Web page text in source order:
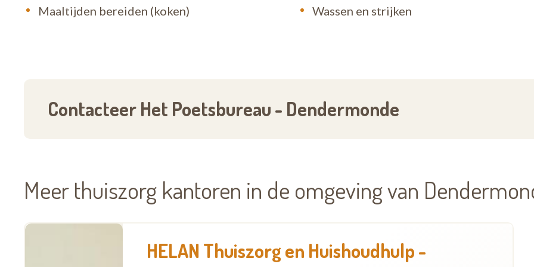
kwestie van vertrouwen, dat begrijpen wij maar al te goed. Contacteer het dichtstbijzijnde
Maaltijden bereiden (koken)
Wassen en strijken
Contacteer Het Poetsbureau - Dendermonde
Meer thuiszorg kantoren in de omgeving van
HELAN Thuiszorg en Huishoudhulp -